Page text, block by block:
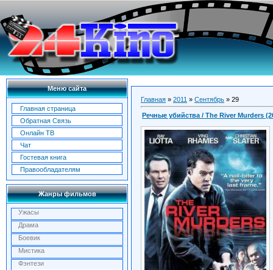
Меню сайта
Главная страница
Обратная Связь
Онлайн ТВ
Чат
Гостевая книга
Правообладателям
Жанры фильмов
Ужасы
Драма
Боевик
Мистика
Фэнтези
Главная » 2011 » Сентябрь » 29
Речные убийства / The River Murders